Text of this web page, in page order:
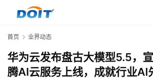
首页 业界动态
华为云发布盘古大模型5.5，
腾AI云服务上线，成就行业AI